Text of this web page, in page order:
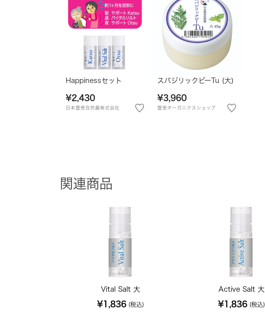
Happinessセット
¥2,430
日本豊受自然農株式会社
スパジリックビーTu (大)
¥3,960
豊受オーガニクスショップ
関連商品
Vital Salt 大
¥1,836 (税込)
Active Salt 大
¥1,836 (税込)